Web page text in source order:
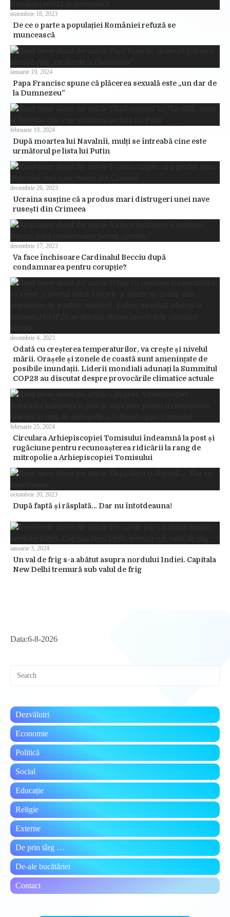
De ce o parte a populației României refuză se
muncească
noiembrie 18, 2023
Papa Francisc spune că plăcerea sexuală este „un dar de
la Dumnezeu”
ianuarie 19, 2024
După moartea lui Navalnîi, mulți se întreabă cine este
următorul pe lista lui Putin
februarie 19, 2024
Ucraina susține că a produs mari distrugeri unei nave
rusești din Crimeea
decembrie 26, 2023
Va face închisoare Cardinalul Becciu după
condamnarea pentru corupție?
decembrie 17, 2023
Odată cu creșterea temperaturilor, va crește și nivelul
mării. Orașele și zonele de coastă sunt amenințate de
posibile inundații. Liderii mondiali adunați la Summitul
COP28 au discutat despre provocările climatice actuale
decembrie 4, 2023
Circulara Arhiepiscopiei Tomisului îndeamnă la post și
rugăciune pentru recunoașterea ridicării la rang de
mitropolie a Arhiepiscopiei Tomisului
februarie 25, 2024
După faptă și răsplată… Dar nu întotdeauna!
octombrie 20, 2023
Un val de frig s-a abătut asupra nordului Indiei. Capitala
New Delhi tremură sub valul de frig
ianuarie 3, 2024
Data:6-8-2026
the
Dezvăluiri
Economie
Politică
Social
Educație
Religie
Externe
De prin târg …
De-ale bucătăriei
Contact